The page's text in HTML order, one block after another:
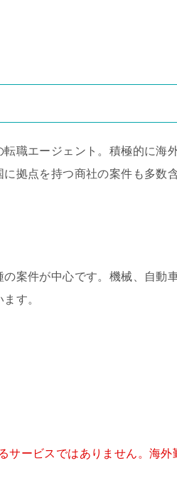
職エージェント。積極的に海
拠点を持つ商社の案件も多数
案件が中心です。機械、自動
す。
サービスではありません。海